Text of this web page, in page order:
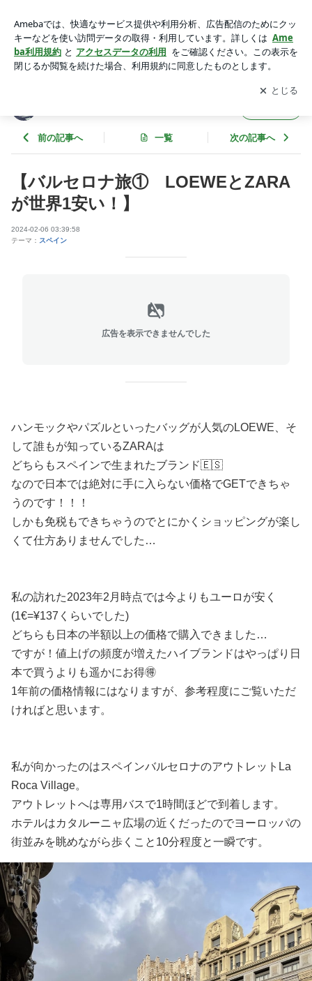
ロク&海外旅行節約術
アプリをダウンロードして ブログの更新通知
を受け取りまし
ょう。
開く
前の記事へ 一覧 次の記事へ
【バルセロナ旅① LOEWEとZARA
が世界1安い！】
2024-02-06 03:39:58
テーマ： スペイン
広告を表示できませんでした
ハンモックやパズルといったバッグが人気のLOEWE、そ
して誰もが知っているZARAは
どちらもスペインで生まれたブランド🇪🇸
なので日本では絶対に手に入らない価格でGETできちゃ
うのです！！！
しかも免税もできちゃうのでとにかくショッピングが楽し
くて仕方ありませんでした…
私の訪れた2023年2月時点では今よりもユーロが安く
(1€=¥137くらいでした)
どちらも日本の半額以上の価格で購入できました…
ですが！値上げの頻度が増えたハイブランドはやっぱり日
本で買うよりも遥かにお得🉐
1年前の価格情報にはなりますが、参考程度にご覧いただ
ければと思います。
私が向かったのはスペインバルセロナのアウトレットLa
Roca Village。
アウトレットへは専用バスで1時間ほどで到着します。
ホテルはカタルーニャ広場の近くだったのでヨーロッパの
街並みを眺めながら歩くこと10分程度と一瞬です。